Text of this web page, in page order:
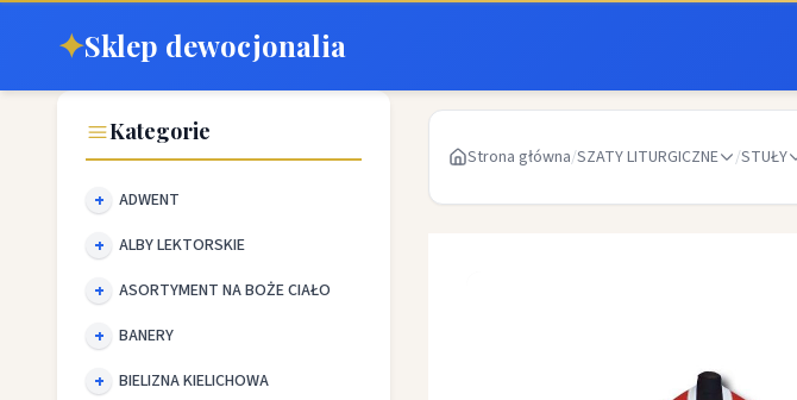
✦Sklep dewocjonalia
Kategorie
ADWENT
ALBY LEKTORSKIE
ASORTYMENT NA BOŻE CIAŁO
BANERY
BIELIZNA KIELICHOWA
Strona główna/SZATY LITURGICZNE /STUŁY